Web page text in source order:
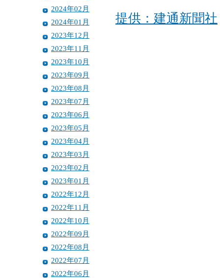
2024年02月
2024年01月
2023年12月
2023年11月
2023年10月
2023年09月
2023年08月
2023年07月
2023年06月
2023年05月
2023年04月
2023年03月
2023年02月
2023年01月
2022年12月
2022年11月
2022年10月
2022年09月
2022年08月
2022年07月
2022年06月
提供：建通新聞社